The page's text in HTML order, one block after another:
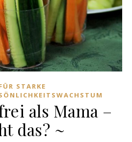
STARKE
als Mama –
das? ~